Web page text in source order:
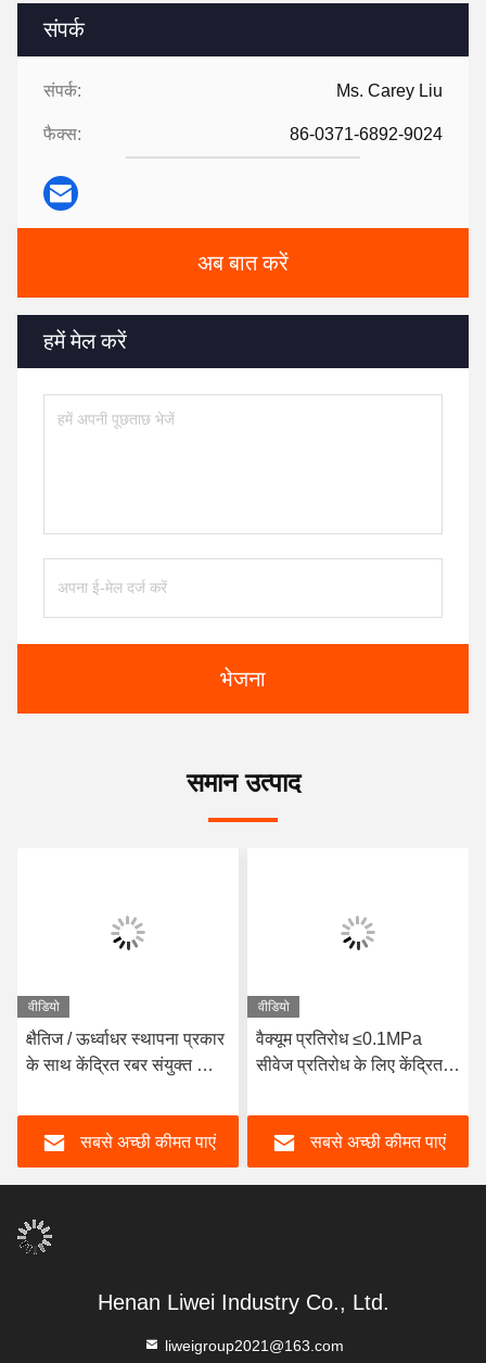
संपर्क
संपर्क: Ms. Carey Liu
फैक्स: 86-0371-6892-9024
अब बात करें
हमें मेल करें
भेजना
समान उत्पाद
वीडियो
क्षैतिज / ऊर्ध्वाधर स्थापना प्रकार
के साथ केंद्रित रबर संयुक्त का
सबसे अच्छी कीमत पाएं
वीडियो
वैक्यूम प्रतिरोध ≤0.1MPa
सीवेज प्रतिरोध के लिए केंद्रित
सबसे अच्छी कीमत पाएं
Henan Liwei Industry Co., Ltd.
liweigroup2021@163.com